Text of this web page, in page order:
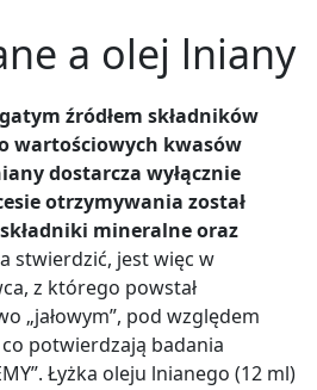
a olej lniany
źródłem składników
wartościowych kwasów
dostarcza wyłącznie
otrzymywania został
mineralne oraz
stwierdzić, jest więc w
z którego powstał
„jałowym”, pod względem
potwierdzają badania
Łyżka oleju lnianego (12 ml)